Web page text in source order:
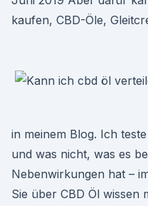
kaufen, CBD-Öle,
in meinem Blog. Ich
und was nicht, was es
Nebenwirkungen hat –
Sie über CBD Öl wissen